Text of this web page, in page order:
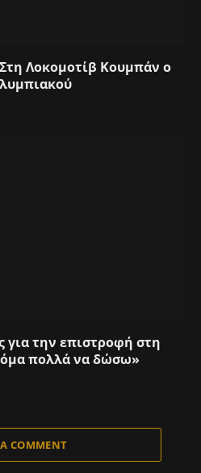
Λοκομοτίβ Κουμπάν ο
για την επιστροφή στη
πολλά να δώσω»
COMMENT